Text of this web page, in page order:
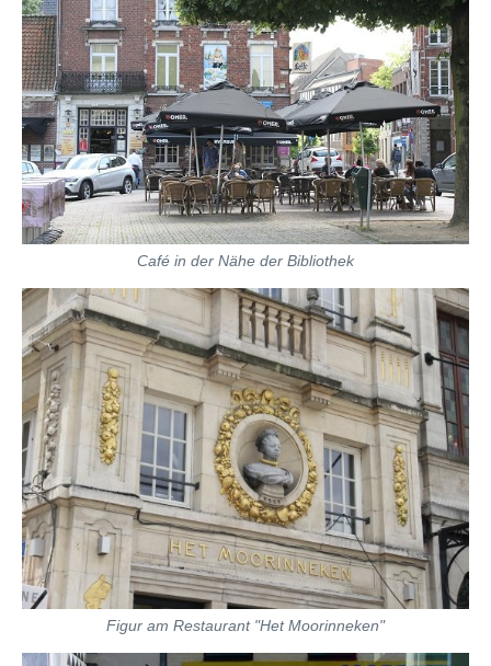
Café in der Nähe der Bibliothek
Figur am Restaurant "Het Moorinneken"